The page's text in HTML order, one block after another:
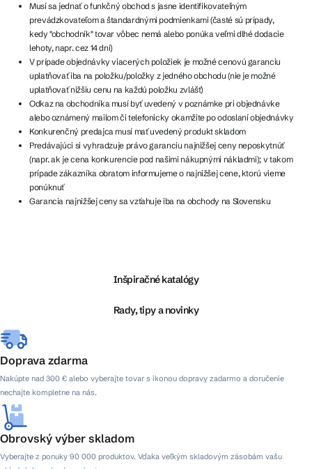
Musí sa jednať o funkčný obchod s jasne identifikovateľným
prevádzkovateľom a štandardnými podmienkami (časté sú prípady,
kedy "obchodník" tovar vôbec nemá alebo ponúka veľmi dlhé dodacie
lehoty, napr. cez 14 dní)
V prípade objednávky viacerých položiek je možné cenovú garanciu
uplatňovať iba na položku/položky z jedného obchodu (nie je možné
uplatňovať nižšiu cenu na každú položku zvlášť)
Odkaz na obchodníka musí byť uvedený v poznámke pri objednávke
alebo oznámený mailom či telefonicky okamžite po odoslaní objednávky
Konkurenčný predajca musí mať uvedený produkt skladom
Predávajúci si vyhradzuje právo garanciu najnižšej ceny neposkytnúť
(napr. ak je cena konkurencie pod našimi nákupnými nákladmi); v takom
prípade zákazníka obratom informujeme o najnižšej cene, ktorú vieme
ponúknuť
Garancia najnižšej ceny sa vzťahuje iba na obchody na Slovensku
e
Inšpiračné katalógy
Rady, tipy a novinky
Doprava zdarma
Nakúpte nad 300 € alebo vyberajte tovar s ikonou dopravy zadarmo a doručenie
nechajte kompletne na nás.
Obrovský výber skladom
Vyberajte z ponuky 90 000 produktov. Vďaka veľkým skladovým zásobám vašu